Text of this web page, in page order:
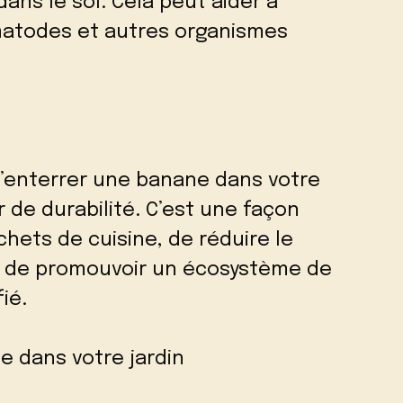
et autres organismes
une banane dans votre
durabilité. C’est une façon
de cuisine, de réduire le
promouvoir un écosystème de
dans votre jardin